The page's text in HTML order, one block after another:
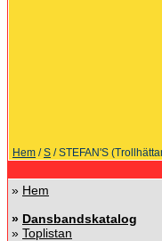
Hem /S / STEFAN'S
» Hem
» Dansbandskatalog
» Toplistan